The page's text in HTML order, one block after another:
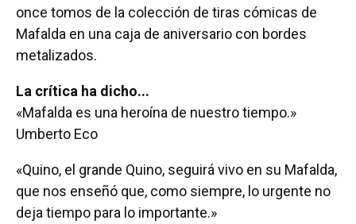
once tomos de la colección de tiras cómicas de
Mafalda en una caja de aniversario con bordes
metalizados.
La crítica ha dicho...
«Mafalda es una heroína de nuestro tiempo.»
Umberto Eco
«Quino, el grande Quino, seguirá vivo en su Mafalda,
que nos enseñó que, como siempre, lo urgente no
deja tiempo para lo importante.»